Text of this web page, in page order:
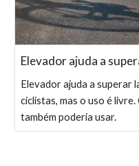
Elevador ajuda a
Elevador ajuda a superar
ciclistas, mas o uso é
também poderia usar.